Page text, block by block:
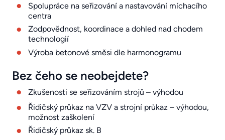
Spolupráce na seřizování a nastavování míchacího
centra
Zodpovědnost, koordinace a dohled nad chodem
technologií
Výroba betonové směsi dle harmonogramu
Bez čeho se neobejdete?
Zkušenosti se seřizováním strojů – výhodou
Řidičský průkaz na VZV a strojní průkaz – výhodou,
možnost zaškolení
Řidičský průkaz sk. B